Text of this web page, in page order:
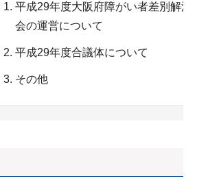
平成29年度大阪府障がい者差別解消
会の運営について
平成29年度合議体について
その他